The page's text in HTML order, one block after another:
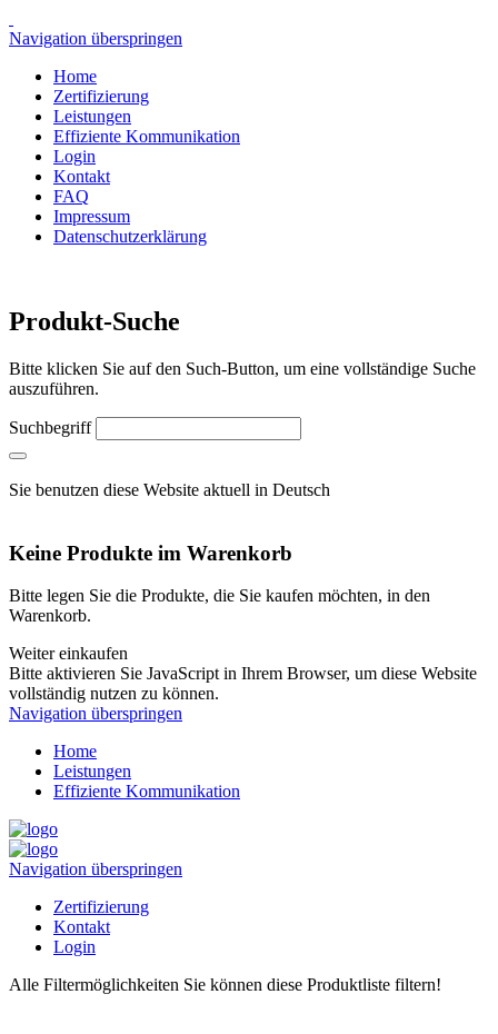
Navigation überspringen
Home
Zertifizierung
Leistungen
Effiziente Kommunikation
Login
Kontakt
FAQ
Impressum
Datenschutzerklärung
Produkt-Suche
Bitte klicken Sie auf den Such-Button, um eine vollständige Suche
auszuführen.
Suchbegriff
Sie benutzen diese Website aktuell in Deutsch
Keine Produkte im Warenkorb
Bitte legen Sie die Produkte, die Sie kaufen möchten, in den
Warenkorb.
Weiter einkaufen
Bitte aktivieren Sie JavaScript in Ihrem Browser, um diese Website
vollständig nutzen zu können.
Navigation überspringen
Home
Leistungen
Effiziente Kommunikation
Navigation überspringen
Zertifizierung
Kontakt
Login
Alle Filtermöglichkeiten Sie können diese Produktliste filtern!